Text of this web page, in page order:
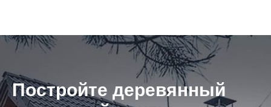
Постройте деревянный